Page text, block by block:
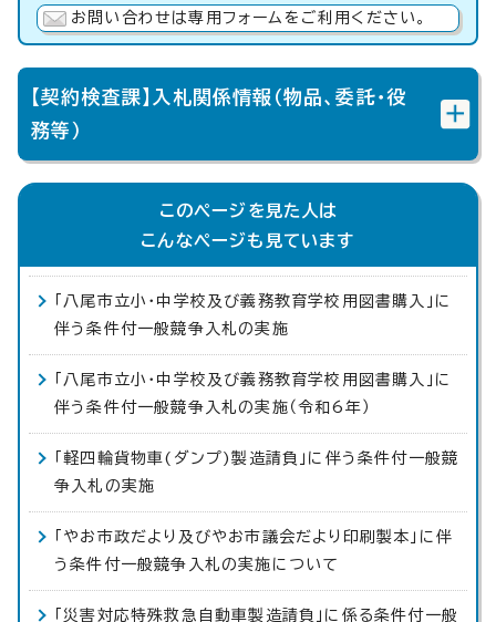
お問い合わせは専用フォームをご利用ください。
【契約検査課】入札関係情報（物品、委託・役
務等）
このページを見た人は
こんなページも見ています
「八尾市立小・中学校及び義務教育学校用図書購入」に
伴う条件付一般競争入札の実施
「八尾市立小・中学校及び義務教育学校用図書購入」に
伴う条件付一般競争入札の実施（令和6年）
「軽四輪貨物車(ダンプ)製造請負」に伴う条件付一般競
争入札の実施
「やお市政だより及びやお市議会だより印刷製本」に伴
う条件付一般競争入札の実施について
「災害対応特殊救急自動車製造請負」に係る条件付一般